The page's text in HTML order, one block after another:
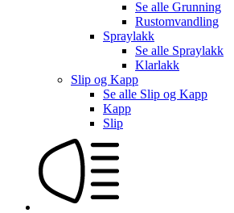
Se alle Grunning
Rustomvandling
Spraylakk
Se alle Spraylakk
Klarlakk
Slip og Kapp
Se alle Slip og Kapp
Kapp
Slip